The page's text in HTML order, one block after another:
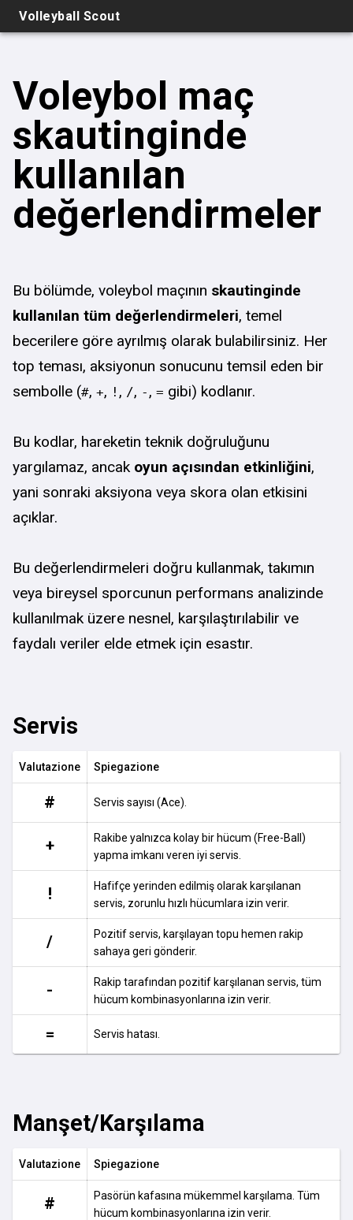
Volleyball Scout
Voleybol maç
skautinginde
kullanılan
değerlendirmeler
Bu bölümde, voleybol maçının skautinginde
kullanılan tüm değerlendirmeleri, temel
becerilere göre ayrılmış olarak bulabilirsiniz. Her
top teması, aksiyonun sonucunu temsil eden bir
sembolle (#, +, ! , /, - , = gibi) kodlanır.
Bu kodlar, hareketin teknik doğruluğunu
yargılamaz, ancak oyun açısından etkinliğini,
yani sonraki aksiyona veya skora olan etkisini
açıklar.
Bu değerlendirmeleri doğru kullanmak, takımın
veya bireysel sporcunun performans analizinde
kullanılmak üzere nesnel, karşılaştırılabilir ve
faydalı veriler elde etmek için esastır.
Servis
Valutazione Spiegazione
# Servis sayısı (Ace).
+
Rakibe yalnızca kolay bir hücum (Free-Ball)
yapma imkanı veren iyi servis.
!
Hafifçe yerinden edilmiş olarak karşılanan
servis, zorunlu hızlı hücumlara izin verir.
/
Pozitif servis, karşılayan topu hemen rakip
sahaya geri gönderir.
-
Rakip tarafından pozitif karşılanan servis, tüm
hücum kombinasyonlarına izin verir.
= Servis hatası.
Manşet/Karşılama
Valutazione Spiegazione
#
Pasörün kafasına mükemmel karşılama. Tüm
hücum kombinasyonlarına izin verir.